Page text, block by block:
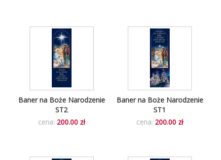
Baner na Boże Narodzenie
ST1
cena: 200.00 zł
Baner na Boże Narodzenie
ST2
cena: 200.00 zł